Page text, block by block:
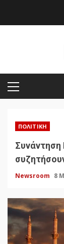
PRIMARY
MENU
ΠΟΛΙΤΙΚΉ
Newsroom 8